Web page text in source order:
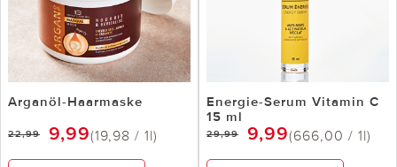
Arganöl-Haarmaske
22,99 9,99(19,98 / 1l)
Energie-Serum Vitamin C
15 ml
29,99 9,99(666,00 / 1l)